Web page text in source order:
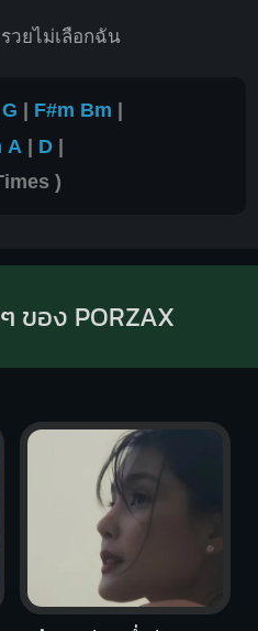
วยไม่เลือกฉัน
G | F#m Bm |
A | D |
)
ของ PORZAX